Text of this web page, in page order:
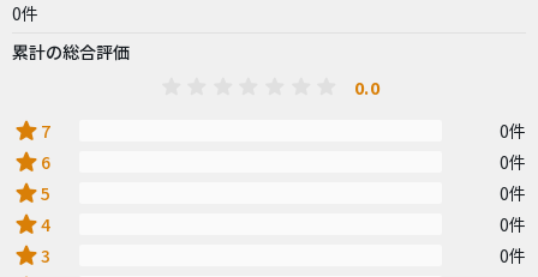
0件
累計の総合評価
0.0
star 7 0件
star 6 0件
star5 0件
star4 0件
star3 0件